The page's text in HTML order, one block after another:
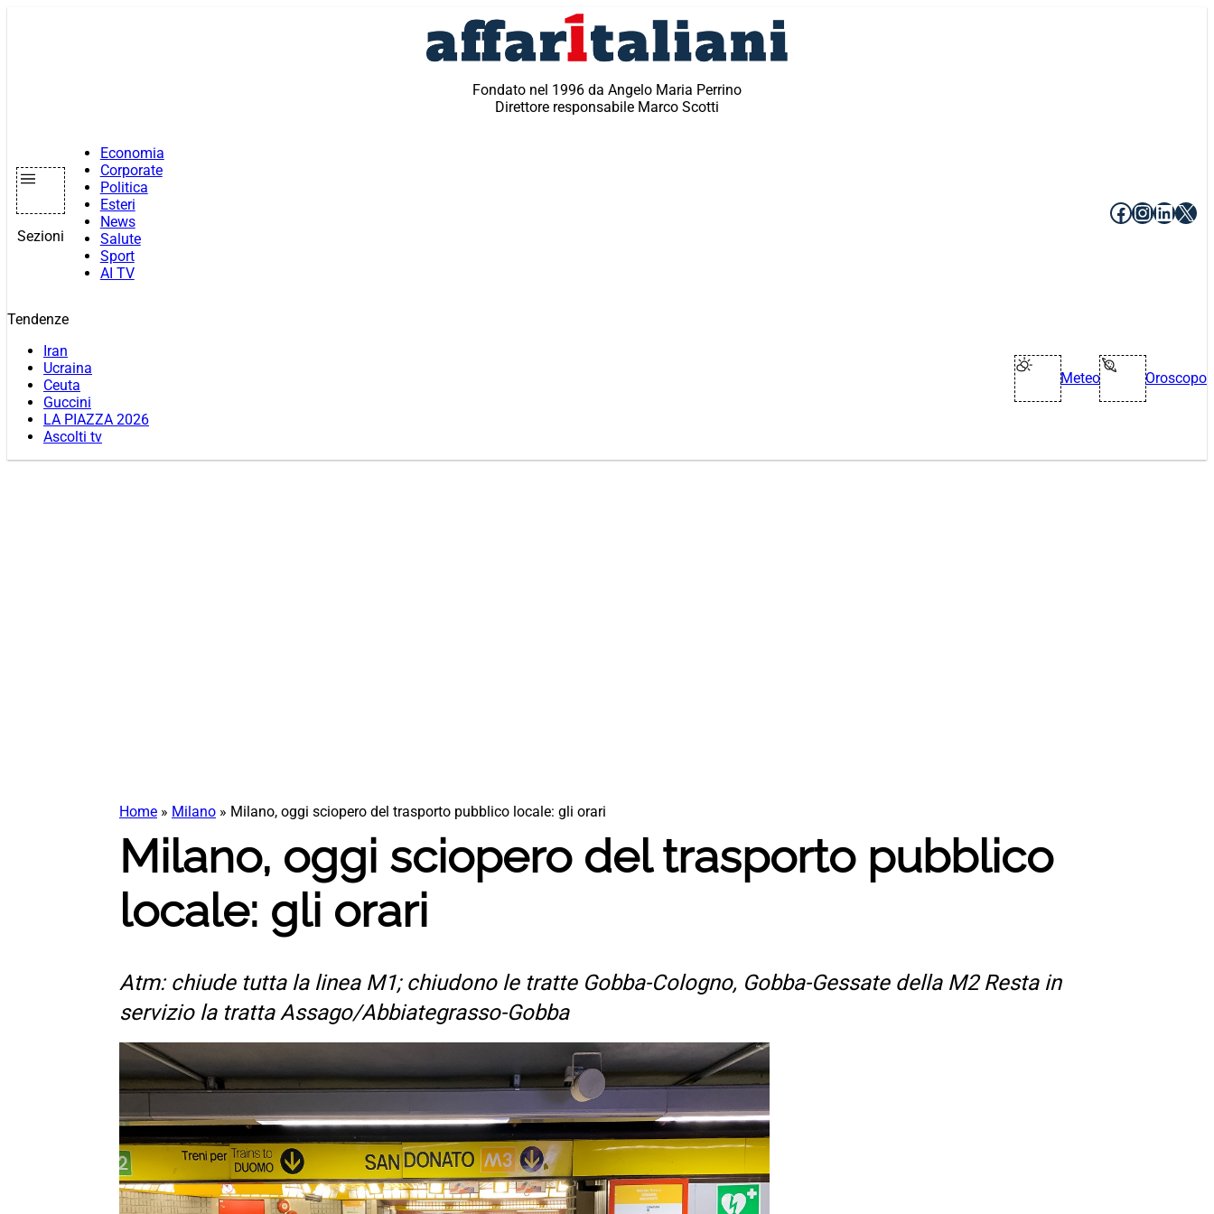
Fondato nel 1996 da Angelo Maria Perrino
Direttore responsabile Marco Scotti
Sezioni
Economia
Corporate
Politica
Esteri
News
Salute
Sport
AI TV
Facebook
X
Tendenze
Iran
Ucraina
Ceuta
Guccini
LA PIAZZA 2026
Ascolti tv
Meteo Oroscopo
Home » Milano » Milano, oggi sciopero del trasporto pubblico locale: gli orari
Milano, oggi sciopero del trasporto pubblico
locale: gli orari
Atm: chiude tutta la linea M1; chiudono le tratte Gobba-Cologno, Gobba-Gessate della M2 Resta in
servizio la tratta Assago/Abbiategrasso-Gobba